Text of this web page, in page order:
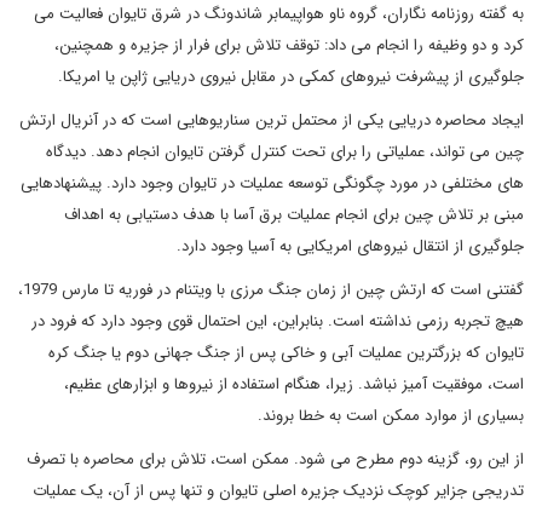
به گفته روزنامه نگاران، گروه ناو هواپیمابر شاندونگ در شرق تایوان فعالیت می
کرد و دو وظیفه را انجام می داد: توقف تلاش برای فرار از جزیره و همچنین،
جلوگیری از پیشرفت نیروهای کمکی در مقابل نیروی دریایی ژاپن یا امریکا.
ایجاد محاصره دریایی یکی از محتمل ترین سناریوهایی است که در آنریال ارتش
چین می تواند، عملیاتی را برای تحت کنترل گرفتن تایوان انجام دهد. دیدگاه‌
های مختلفی در مورد چگونگی توسعه عملیات در تایوان وجود دارد. پیشنهادهایی
مبنی بر تلاش چین برای انجام عملیات برق آسا با هدف دستیابی به اهداف
جلوگیری از انتقال نیروهای امریکایی به آسیا وجود دارد.
گفتنی است که ارتش چین از زمان جنگ مرزی با ویتنام در فوریه تا مارس 1979،
هیچ تجربه رزمی نداشته است. بنابراین، این احتمال قوی وجود دارد که فرود در
تایوان که بزرگترین عملیات آبی و خاکی پس از جنگ جهانی دوم یا جنگ کره
است، موفقیت آمیز نباشد. زیرا، هنگام استفاده از نیروها و ابزارهای عظیم،
بسیاری از موارد ممکن است به خطا بروند.
از این رو، گزینه دوم مطرح می شود. ممکن است، تلاش برای محاصره با تصرف
تدریجی جزایر کوچک نزدیک جزیره اصلی تایوان و تنها پس از آن، یک عملیات